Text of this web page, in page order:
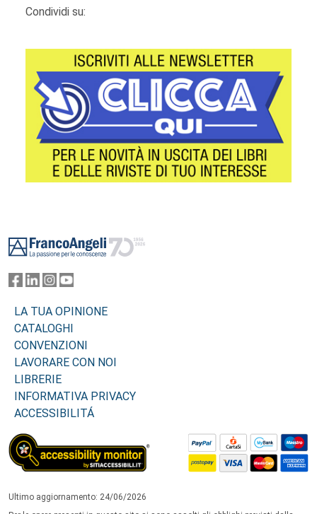
Condividi su:
LA TUA OPINIONE
CATALOGHI
CONVENZIONI
LAVORARE CON NOI
LIBRERIE
INFORMATIVA PRIVACY
ACCESSIBILITÁ
Ultimo aggiornamento: 24/06/2026